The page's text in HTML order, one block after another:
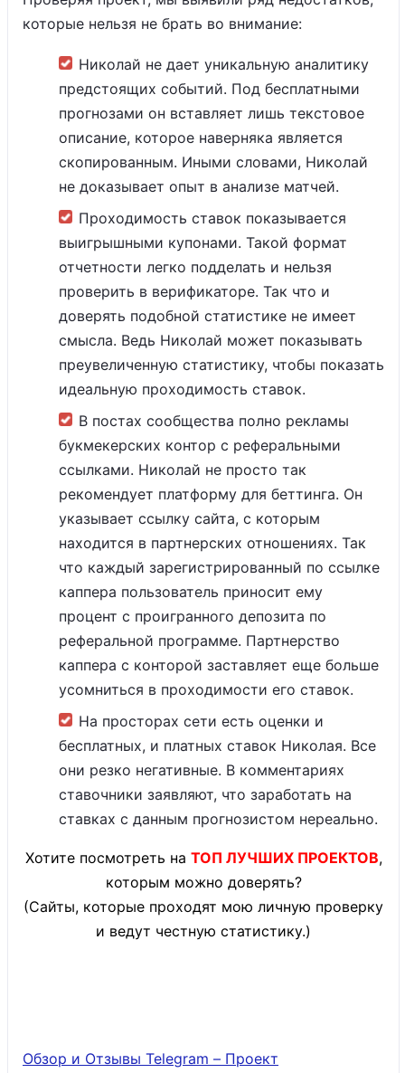
которые нельзя не брать во внимание:
Николай не дает уникальную аналитику
предстоящих событий. Под бесплатными
прогнозами он вставляет лишь текстовое
описание, которое наверняка является
скопированным. Иными словами, Николай
не доказывает опыт в анализе матчей.
Проходимость ставок показывается
выигрышными купонами. Такой формат
отчетности легко подделать и нельзя
проверить в верификаторе. Так что и
доверять подобной статистике не имеет
смысла. Ведь Николай может показывать
преувеличенную статистику, чтобы показать
идеальную проходимость ставок.
В постах сообщества полно рекламы
букмекерских контор с реферальными
ссылками. Николай не просто так
рекомендует платформу для беттинга. Он
указывает ссылку сайта, с которым
находится в партнерских отношениях. Так
что каждый зарегистрированный по ссылке
каппера пользователь приносит ему
процент с проигранного депозита по
реферальной программе. Партнерство
каппера с конторой заставляет еще больше
усомниться в проходимости его ставок.
На просторах сети есть оценки и
бесплатных, и платных ставок Николая. Все
они резко негативные. В комментариях
ставочники заявляют, что заработать на
ставках с данным прогнозистом нереально.
Хотите посмотреть на ТОП ЛУЧШИХ ПРОЕКТОВ,
которым можно доверять?
(Сайты, которые проходят мою личную проверку
и ведут честную статистику.)
Обзор и Отзывы Telegram – Проект